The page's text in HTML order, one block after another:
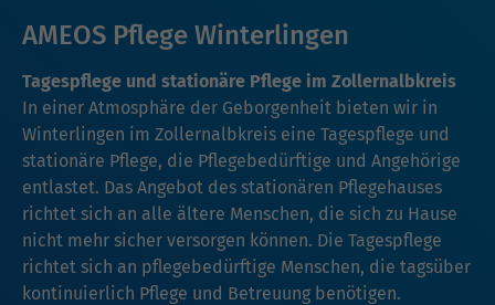
AMEOS Pflege Winterlingen
Tagespflege und stationäre Pflege im Zollernalbkreis
In einer Atmosphäre der Geborgenheit bieten wir in
Winterlingen im Zollernalbkreis eine Tagespflege und
stationäre Pflege, die Pflegebedürftige und Angehörige
entlastet. Das Angebot des stationären Pflegehauses
richtet sich an alle ältere Menschen, die sich zu Hause
nicht mehr sicher versorgen können. Die Tagespflege
richtet sich an pflegebedürftige Menschen, die tagsüber
kontinuierlich Pflege und Betreuung benötigen.